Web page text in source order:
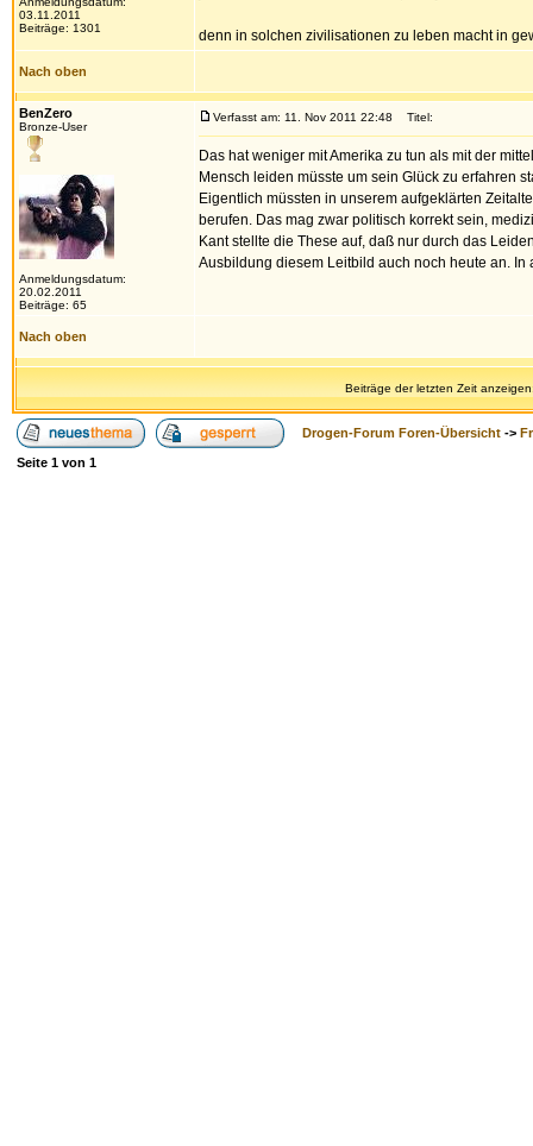
03.11.2011
Beiträge: 1301
denn in solchen zivilisationen zu leben macht in
Nach oben
BenZero
Bronze-User
Anmeldungsdatum:
20.02.2011
Beiträge: 65
Verfasst am: 11. Nov 2011 22:48 Titel:
Das hat weniger mit Amerika zu tun als mit der
Mensch leiden müsste um sein Glück zu erfahren
Eigentlich müssten in unserem aufgeklärten
berufen. Das mag zwar politisch korrekt sein,
Kant stellte die These auf, daß nur durch das
Ausbildung diesem Leitbild auch noch heute an.
Nach oben
Beiträge der letzten Zeit
Drogen-Forum Foren-Übersicht ->
Seite 1 von 1